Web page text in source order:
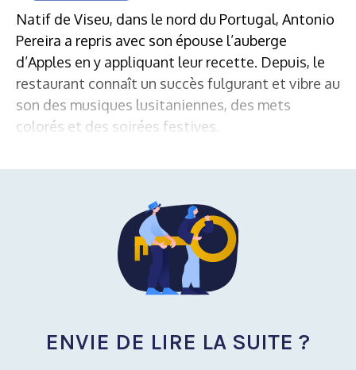
Natif de Viseu, dans le nord du Portugal, Antonio
Pereira a repris avec son épouse l’auberge
d’Apples en y appliquant leur recette. Depuis, le
restaurant connaît un succès fulgurant et vibre au
son des musiques lusitaniennes, des mets
colorés et des soirées festives.
ENVIE DE LIRE LA SUITE ?